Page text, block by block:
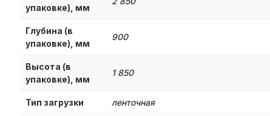
упаковке), мм
Глубина (в
упаковке), мм
900
Высота (в
упаковке), мм
1 850
Тип загрузки ленточная